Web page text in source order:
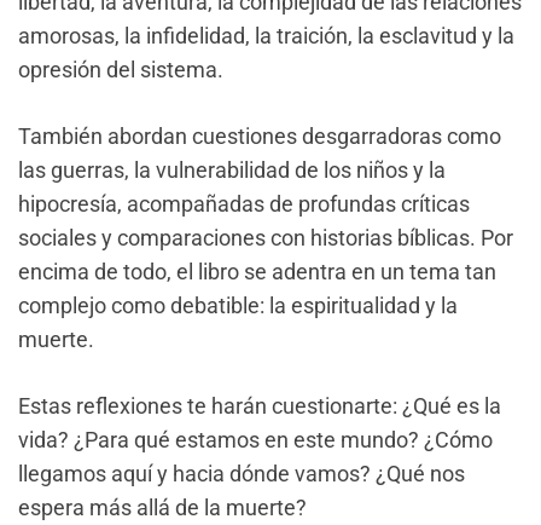
amorosas, la infidelidad, la traición, la esclavitud y la
opresión del sistema.
También abordan cuestiones desgarradoras como
las guerras, la vulnerabilidad de los niños y la
hipocresía, acompañadas de profundas críticas
sociales y comparaciones con historias bíblicas. Por
encima de todo, el libro se adentra en un tema tan
complejo como debatible: la espiritualidad y la
muerte.
Estas reflexiones te harán cuestionarte: ¿Qué es la
vida? ¿Para qué estamos en este mundo? ¿Cómo
llegamos aquí y hacia dónde vamos? ¿Qué nos
espera más allá de la muerte?